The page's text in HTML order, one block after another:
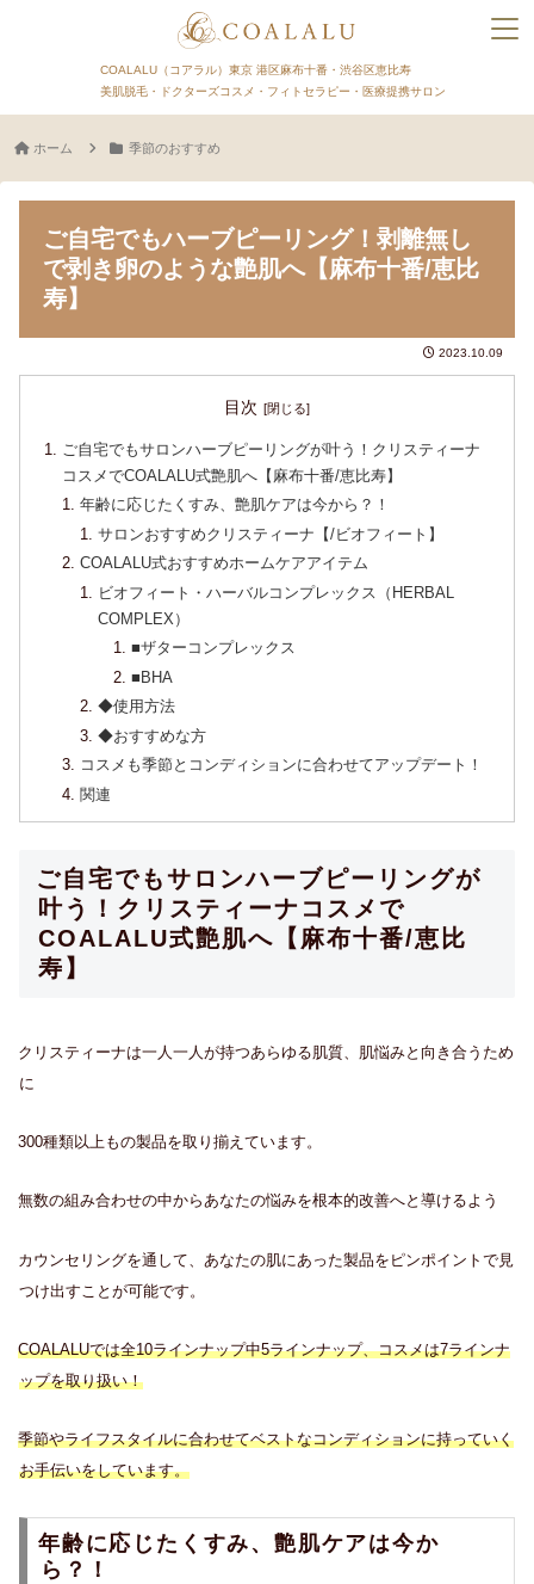
COALALU（コアラル）東京 港区麻布十番・渋谷区恵比寿
美肌脱毛・ドクターズコスメ・フィトセラピー・医療提携サロン
ホーム 季節のおすすめ
ご自宅でもハーブピーリング！剥離無し
で剥き卵のような艶肌へ【麻布十番/恵比
寿】
2023.10.09
目次
ご自宅でもサロンハーブピーリングが叶う！クリスティーナ
コスメでCOALALU式艶肌へ【麻布十番/恵比寿】
年齢に応じたくすみ、艶肌ケアは今から？！
サロンおすすめクリスティーナ【/ビオフィート】
COALALU式おすすめホームケアアイテム
ビオフィート・ハーバルコンプレックス（HERBAL
COMPLEX）
■ザターコンプレックス
■BHA
◆使用方法
◆おすすめな方
コスメも季節とコンディションに合わせてアップデート！
関連
ご自宅でもサロンハーブピーリングが
叶う！クリスティーナコスメで
COALALU式艶肌へ【麻布十番/恵比
寿】
クリスティーナは一人一人が持つあらゆる肌質、肌悩みと向き合うため
に
300種類以上もの製品を取り揃えています。
無数の組み合わせの中からあなたの悩みを根本的改善へと導けるよう
カウンセリングを通して、あなたの肌にあった製品をピンポイントで見
つけ出すことが可能です。
COALALUでは全10ラインナップ中5ラインナップ、コスメは7ラインナ
ップを取り扱い！
季節やライフスタイルに合わせてベストなコンディションに持っていく
お手伝いをしています。
年齢に応じたくすみ、艶肌ケアは今か
ら？！